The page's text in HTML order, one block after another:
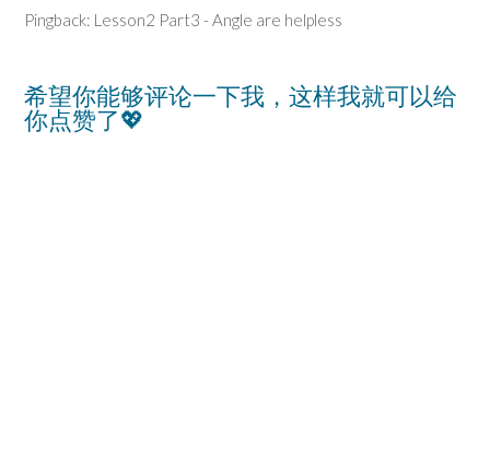
Pingback: Lesson2 Part3 - Angle are helpless
希望你能够评论一下我，这样我就可以给
你点赞了💖